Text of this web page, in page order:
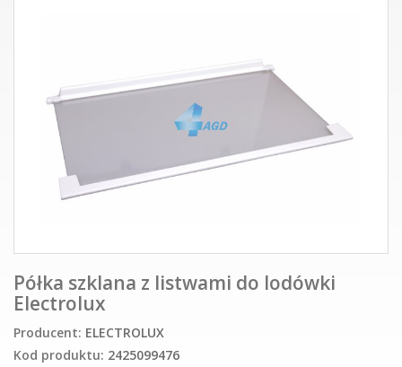
Półka szklana z listwami do lodówki
Electrolux
Producent: ELECTROLUX
Kod produktu: 2425099476